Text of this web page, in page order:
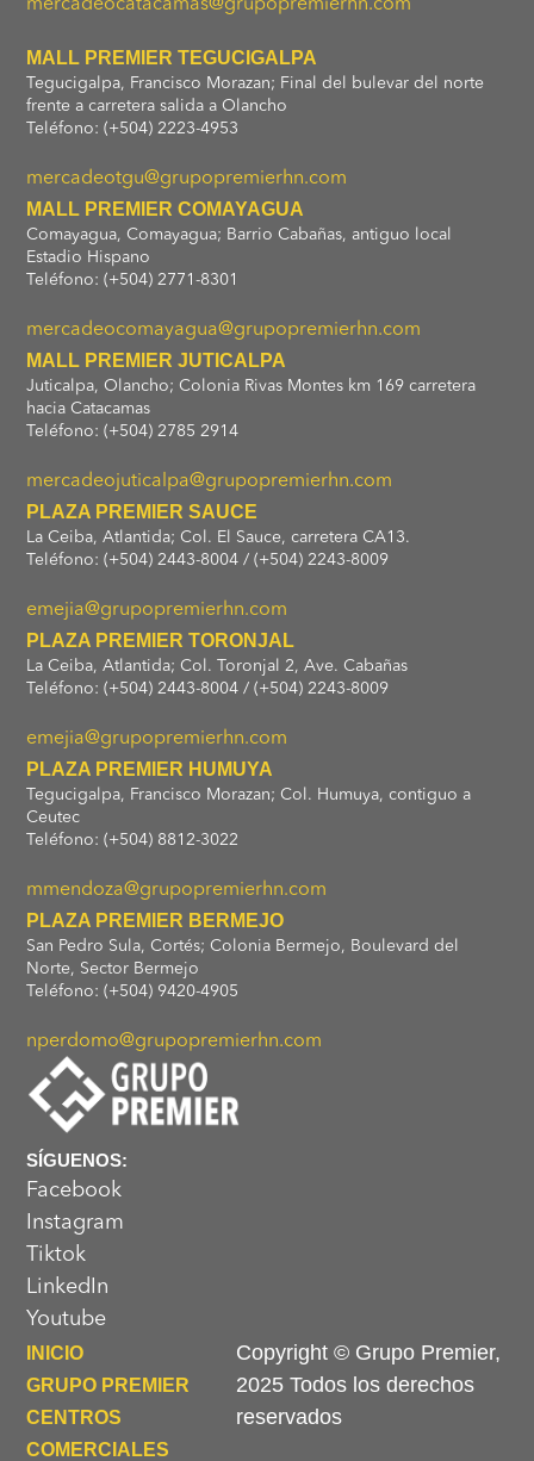
mercadeocatacamas@grupopremierhn.com
MALL PREMIER TEGUCIGALPA
Tegucigalpa, Francisco Morazan; Final del bulevar del norte
frente a carretera salida a Olancho
Teléfono: (+504) 2223-4953
mercadeotgu@grupopremierhn.com
MALL PREMIER COMAYAGUA
Comayagua, Comayagua; Barrio Cabañas, antiguo local
Estadio Hispano
Teléfono: (+504) 2771-8301
mercadeocomayagua@grupopremierhn.com
MALL PREMIER JUTICALPA
Juticalpa, Olancho; Colonia Rivas Montes km 169 carretera
hacia Catacamas
Teléfono: (+504) 2785 2914
mercadeojuticalpa@grupopremierhn.com
PLAZA PREMIER SAUCE
La Ceiba, Atlantida; Col. El Sauce, carretera CA13.
Teléfono: (+504) 2443-8004 / (+504) 2243-8009
emejia@grupopremierhn.com
PLAZA PREMIER TORONJAL
La Ceiba, Atlantida; Col. Toronjal 2, Ave. Cabañas
Teléfono: (+504) 2443-8004 / (+504) 2243-8009
emejia@grupopremierhn.com
PLAZA PREMIER HUMUYA
Tegucigalpa, Francisco Morazan; Col. Humuya, contiguo a
Ceutec
Teléfono: (+504) 8812-3022
mmendoza@grupopremierhn.com
PLAZA PREMIER BERMEJO
San Pedro Sula, Cortés; Colonia Bermejo, Boulevard del
Norte, Sector Bermejo
Teléfono: (+504) 9420-4905
nperdomo@grupopremierhn.com
SÍGUENOS:
Facebook
Instagram
Tiktok
LinkedIn
Youtube
INICIO
GRUPO PREMIER
CENTROS
COMERCIALES
Copyright © Grupo Premier,
2025 Todos los derechos
reservados